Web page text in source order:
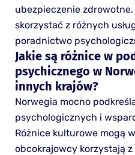
ubezpieczenie
skorzystać z różnych
poradnictwo
Jakie są różnice w
psychicznego w
innych krajów?
Norwegia mocno
psychologicznych i
Różnice kulturowe mogą
obcokrajowcy korzystają